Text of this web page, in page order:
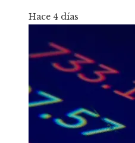
Hace 4 días